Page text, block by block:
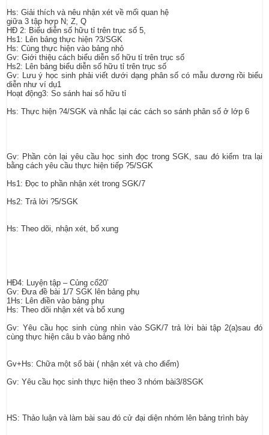
Hs: Giải thích và nêu nhận xét về mối quan hệ
giữa 3 tập hợp N; Z, Q
HĐ 2: Biểu diễn số hữu tỉ trên trục số 5,
Hs1: Lên bảng thực hiện ?3/SGK
Hs: Cùng thực hiện vào bảng nhỏ
Gv: Giới thiệu cách biểu diễn số hữu tỉ trên trục số
Hs2: Lên bảng biểu diễn số hữu tỉ trên trục số
Gv: Lưu ý học sinh phải viết dưới dạng phân số có mẫu dương rồi biểu
diễn như ví dụ1
Hoạt động3: So sánh hai số hữu tỉ
Hs: Thực hiện ?4/SGK và nhắc lại các cách so sánh phân số ở lớp 6
Gv: Phần còn lại yêu cầu học sinh đọc trong SGK, sau đó kiểm tra lại
bằng cách yêu cầu thực hiện tiếp ?5/SGK
Hs1: Đọc to phần nhận xét trong SGK/7
Hs2: Trả lời ?5/SGK
Hs: Theo dõi, nhận xét, bổ xung
HĐ4: Luyện tập – Củng cố20’
Gv: Đưa đề bài 1/7 SGK lên bảng phụ
1Hs: Lên điền vào bảng phụ
Hs: Theo dõi nhận xét và bổ xung
Gv: Yêu cầu học sinh cùng nhìn vào SGK/7 trả lời bài tập 2(a)sau đó
cùng thực hiện câu b vào bảng nhỏ
Gv+Hs: Chữa một số bài ( nhận xét và cho điểm)
Gv: Yêu cầu học sinh thực hiện theo 3 nhóm bài3/8SGK
HS: Thảo luận và làm bài sau đó cử đại diện nhóm lên bảng trình bày